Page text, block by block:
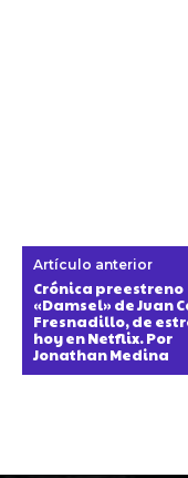
Artículo anterior
Crónica preestreno
«Damsel» de Juan
Fresnadillo, de
hoy en Netflix. Por
Jonathan Medina